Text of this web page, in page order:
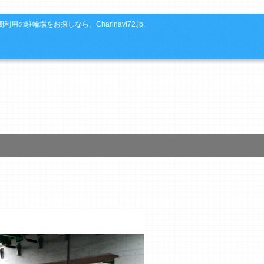
利用の駐輪場をお探しなら、Charinavi72.jp.